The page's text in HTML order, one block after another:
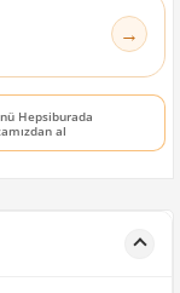
→
Hepsiburada
al